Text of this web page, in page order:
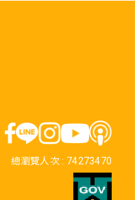
總瀏覽人次 : 74273470